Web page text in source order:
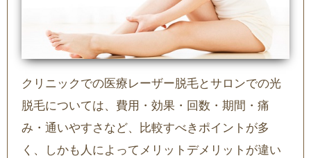
クリニックでの医療レーザー脱毛とサロンでの光
脱毛については、費用・効果・回数・期間・痛
み・通いやすさなど、比較すべきポイントが多
く、しかも人によってメリットデメリットが違い